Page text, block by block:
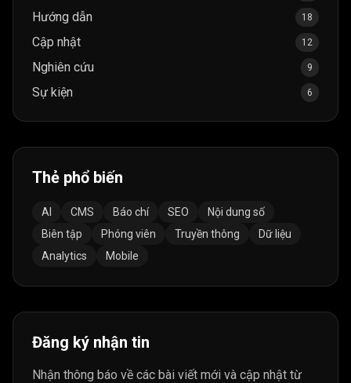
Hướng dẫn 18
Cập nhật 12
Nghiên cứu 9
Sự kiện 6
Thẻ phổ biến
AI CMS Báo chí SEO
Nội dung số
Biên tập
Phóng viên Truyền thông
Dữ liệu
Analytics
Mobile
Đăng ký nhận tin
Nhận thông báo về các bài viết mới và cập nhật từ